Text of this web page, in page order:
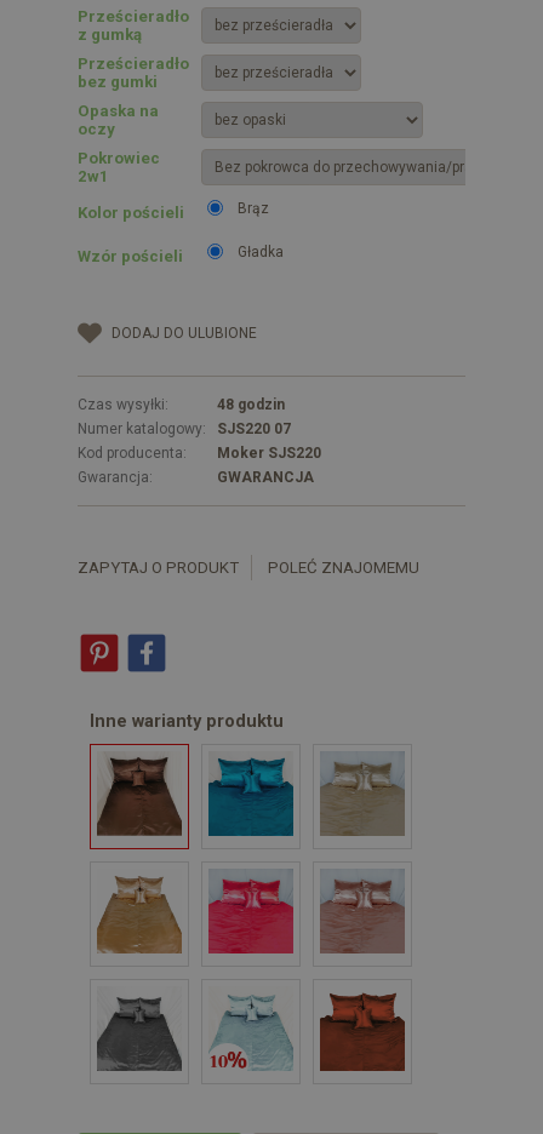
Prześcieradło
z gumką
Prześcieradło
bez gumki
Opaska na
oczy
Pokrowiec
2w1
Kolor pościeli
Brąz
Wzór pościeli Gładka
DODAJ DO ULUBIONE
Czas wysyłki:
48 godzin
Numer katalogowy:
SJS220 07
Kod producenta:
Moker SJS220
Gwarancja:
GWARANCJA
ZAPYTAJ O PRODUKT POLEĆ ZNAJOMEMU
Inne warianty produktu